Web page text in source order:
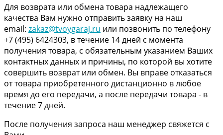
Для возврата или обмена товара надлежащего
качества Вам нужно отправить заявку на наш
email: zakaz@tvoygaraj.ru или позвонить по телефону
+7 (495) 6424303, в течение 14 дней с момента
получения товара, с обязательным указанием Ваших
контактных данных и причины, по которой вы хотите
совершить возврат или обмен. Вы вправе отказаться
от товара приобретенного дистанционно в любое
время до его передачи, а после передачи товара - в
течение 7 дней.
После получения запроса наш менеджер свяжется с